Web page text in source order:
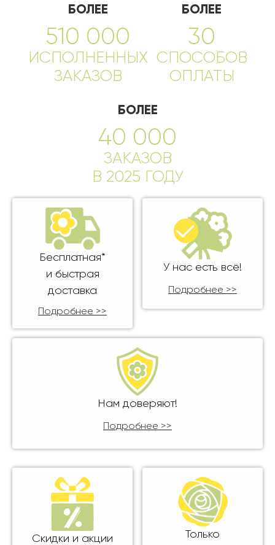
БОЛЕЕ
510 000
ИСПОЛНЕННЫХ
ЗАКАЗОВ
БОЛЕЕ
30
СПОСОБОВ
ОПЛАТЫ
БОЛЕЕ
40 000
ЗАКАЗОВ
В 2025 ГОДУ
Бесплатная*
и быстрая
доставка
Подробнее >>
У нас есть всё!
Подробнее >>
Нам доверяют!
Подробнее >>
Скидки и акции
Только